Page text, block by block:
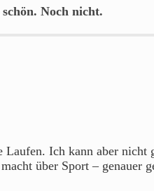
Noch nicht.
Ich kann aber
über Sport – genauer